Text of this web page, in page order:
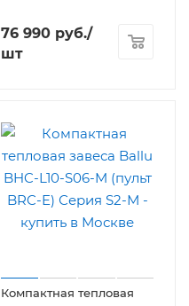
76 990 руб./
шт
Компактная тепловая